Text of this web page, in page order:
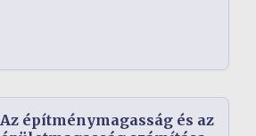
Az építménymagasság és az